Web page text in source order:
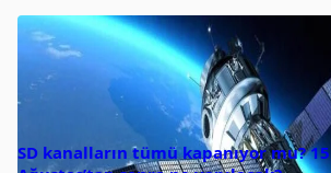
SD kanalların tümü kapanıyor mu? 15